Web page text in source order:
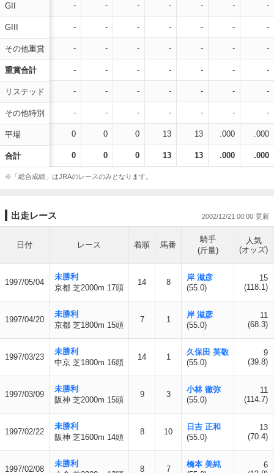
GII
GIII
その他重賞
重賞合計
リステッド
その他特別
平場
合計
- - - - - - -
- - - - - - -
- - - - - - -
- - - - - - -
- - - - - - -
- - - - - - -
0 0 0 13 13 .000 .000
0 0 0 13 13 .000 .000
※「総合成績」はJRAのレースのみとなります。
出走レース 2002/12/21 00:00
日付 レース 着順 馬番
騎手
(斤量)
人気
(オッズ)
1997/05/04
未勝利
京都 芝2000m 17頭
14 8
岸 滋彦
(55.0)
15
(118.1)
1997/04/20
未勝利
京都 芝1800m 15頭
7 1
岸 滋彦
(55.0)
11
(68.3)
1997/03/23
未勝利
中京 芝1800m 16頭
14 1
久保田 英敬
(55.0)
9
(39.8)
1997/03/09
未勝利
阪神 芝2000m 15頭
9 3
小林 徹弥
(55.0)
11
(114.7)
1997/02/22
未勝利
阪神 芝1600m 14頭
8 10
日吉 正和
(55.0)
13
(70.4)
1997/02/08
未勝利
8 7
橋本 美純
6